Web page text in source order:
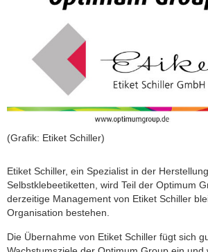
(Grafik: Etiket Schiller)
Etiket Schiller, ein Spezialist in der
Selbstklebeetiketten, wird Teil der Optimum
derzeitige Management von Etiket Schiller
Organisation bestehen.
Die Übernahme von Etiket Schiller fügt sich